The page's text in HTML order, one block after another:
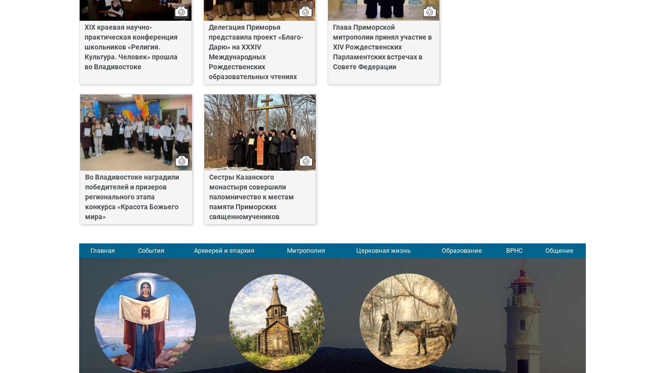
XIX краевая научно-
практическая конференция
школьников «Религия.
Культура. Человек» прошла
во Владивостоке
Делегация Приморья
представила проект «Благо-
Дарю» на XXXIV
Международных
Рождественских
образовательных чтениях
Глава Приморской
митрополии принял участие в
XIV Рождественских
Парламентских встречах в
Совете Федерации
Во Владивостоке наградили
победителей и призеров
регионального этапа
конкурса «Красота Божьего
мира»
Сестры Казанского
монастыря совершили
паломничество к местам
памяти Приморских
священномучеников
Главная События Архиерей и епархия Митрополия Церковная жизнь Образование ВРНС Общение